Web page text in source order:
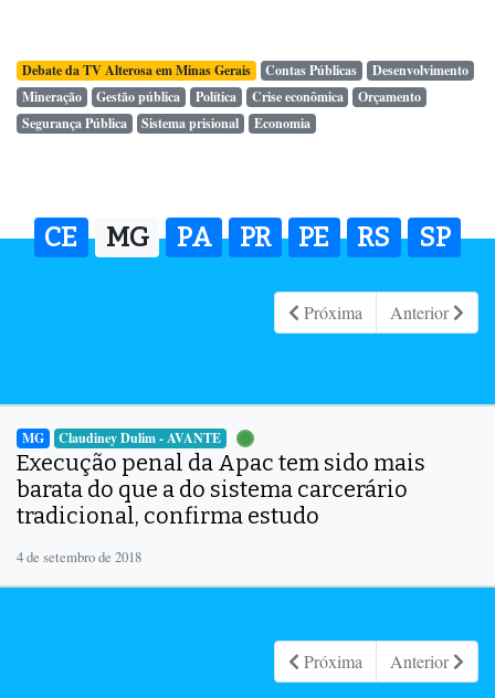
Debate da TV Alterosa em Minas Gerais Contas Públicas
Desenvolvimento
Mineração
Gestão pública Política Crise econômica
Orçamento
Segurança Pública
Sistema prisional Economia
CE MG PA PR PE RS SP
Próxima Anterior
MG Claudiney Dulim - AVANTE
Execução penal da Apac tem sido mais
barata do que a do sistema carcerário
tradicional, confirma estudo
4 de setembro de 2018
Próxima Anterior